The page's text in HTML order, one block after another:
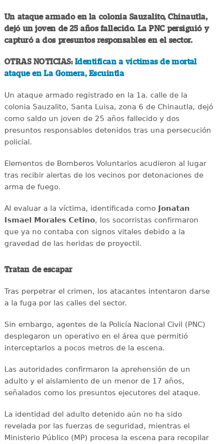
Un ataque armado en la colonia Sauzalito, Chinautla,
dejó un joven de 25 años fallecido. La PNC persiguió y
capturó a dos presuntos responsables en el sector.
OTRAS NOTICIAS:Identifican a víctimas de mortal
ataque en La Gomera, Escuintla
Un ataque armado registrado en la 1a. calle de la
colonia Sauzalito, Santa Luisa, zona 6 de Chinautla, dejó
como saldo un joven de 25 años fallecido y dos
presuntos responsables detenidos tras una persecución
policial.
Elementos de Bomberos Voluntarios acudieron al lugar
tras recibir alertas de los vecinos por detonaciones de
arma de fuego.
Al evaluar a la víctima, identificada como Jonatan
Ismael Morales Cetino, los socorristas confirmaron
que ya no contaba con signos vitales debido a la
gravedad de las heridas de proyectil.
Tratan de escapar
Tras perpetrar el crimen, los atacantes intentaron darse
a la fuga por las calles del sector.
Sin embargo, agentes de la Policía Nacional Civil (PNC)
desplegaron un operativo en el área que permitió
interceptarlos a pocos metros de la escena.
Las autoridades confirmaron la aprehensión de un
adulto y el aislamiento de un menor de 17 años,
señalados como los presuntos ejecutores del ataque.
La identidad del adulto detenido aún no ha sido
revelada por las fuerzas de seguridad, mientras el
Ministerio Público (MP) procesa la escena para recopilar